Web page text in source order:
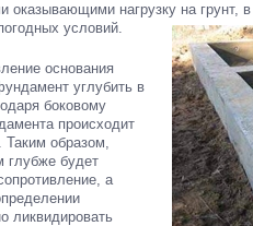
оказывающими нагрузку на грунт,
условий.
основания
углубить в
боковому
происходит
Таким образом,
глубже будет
а
ликвидировать